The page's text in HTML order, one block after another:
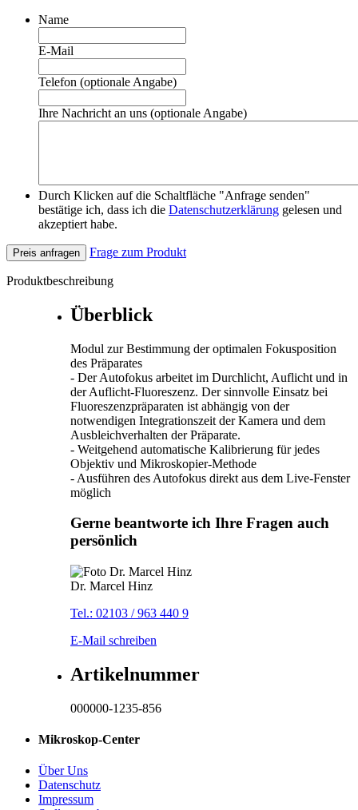
Name
E-Mail
Telefon (optionale Angabe)
Ihre Nachricht an uns (optionale Angabe)
Durch Klicken auf die Schaltfläche "Anfrage senden"
bestätige ich, dass ich die Datenschutzerklärung gelesen und
akzeptiert habe.
Preis anfragen Frage zum Produkt
Produktbeschreibung
Überblick
Modul zur Bestimmung der optimalen Fokusposition
des Präparates
- Der Autofokus arbeitet im Durchlicht, Auflicht und in
der Auflicht-Fluoreszenz. Der sinnvolle Einsatz bei
Fluoreszenzpräparaten ist abhängig von der
notwendigen Integrationszeit der Kamera und dem
Ausbleichverhalten der Präparate.
- Weitgehend automatische Kalibrierung für jedes
Objektiv und Mikroskopier-Methode
- Ausführen des Autofokus direkt aus dem Live-Fenster
möglich
Gerne beantworte ich Ihre Fragen auch
persönlich
Dr. Marcel Hinz
Tel.: 02103 / 963 440 9
E-Mail schreiben
Artikelnummer
000000-1235-856
Mikroskop-Center
Über Uns
Datenschutz
Impressum